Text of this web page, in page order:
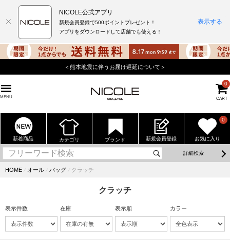
＜熊本地震に伴うお届け遅延について＞
MENU CART
0
新着商品 カテゴリ ブランド 新規会員登録 お気に入り
0
詳細検索
HOME ⁄ オール ⁄ バッグ ⁄ クラッチ
クラッチ
表示件数 在庫 表示順 カラー
NICOLE公式アプリ
新規会員登録で500ポイントプレゼント！
アプリをダウンロードして店舗でも使える！
表示する